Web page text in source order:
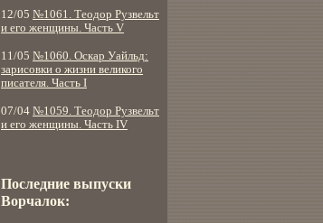
12/05 №1061. Теодор Рузвельт
и его женщины. Часть V
11/05 №1060. Оскар Уайльд:
зарисовки о жизни великого
писателя. Часть I
07/04 №1059. Теодор Рузвельт
и его женщины. Часть IV
Последние выпуски
Ворчалок: